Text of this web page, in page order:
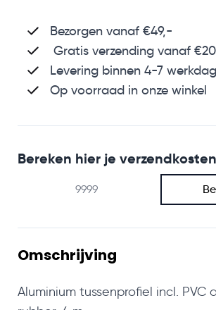
Bezorgen vanaf €49,-
Gratis verzending vanaf
Levering binnen 4-7
Op voorraad in onze winkel
Bereken hier je verzendkosten
Omschrijving
Aluminium tussenprofiel incl. PVC